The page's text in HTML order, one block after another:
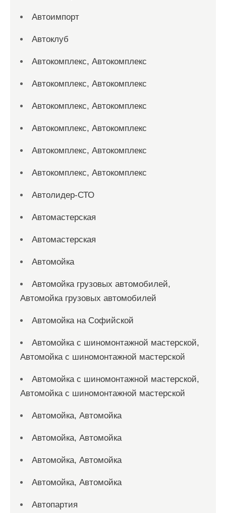
Автоимпорт
Автоклуб
Автокомплекс, Автокомплекс
Автокомплекс, Автокомплекс
Автокомплекс, Автокомплекс
Автокомплекс, Автокомплекс
Автокомплекс, Автокомплекс
Автокомплекс, Автокомплекс
Автолидер-СТО
Автомастерская
Автомастерская
Автомойка
Автомойка грузовых автомобилей,
Автомойка грузовых автомобилей
Автомойка на Софийской
Автомойка с шиномонтажной мастерской,
Автомойка с шиномонтажной мастерской
Автомойка с шиномонтажной мастерской,
Автомойка с шиномонтажной мастерской
Автомойка, Автомойка
Автомойка, Автомойка
Автомойка, Автомойка
Автомойка, Автомойка
Автопартия